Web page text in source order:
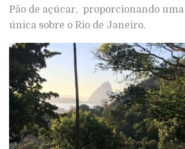
Pão de açúcar, proporcionando
única sobre o Rio de Janeiro.